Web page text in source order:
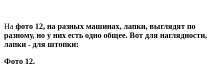
На фото 12, на разных машинах, лапки, выглядят по
разному, но у них есть одно общее. Вот для наглядности,
лапки - для штопки:
Фото 12.